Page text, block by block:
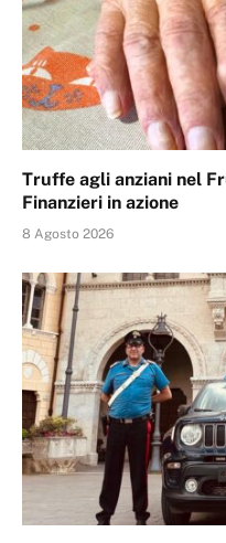
Truffe agli anziani nel
Finanzieri in azione
8 Agosto 2026